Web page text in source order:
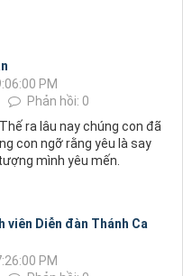
PM
Phản hồi: 0
ra lâu nay chúng con đã
con ngỡ rằng yêu là say
mình yêu mến.
viên Diễn đàn Thánh Ca
PM